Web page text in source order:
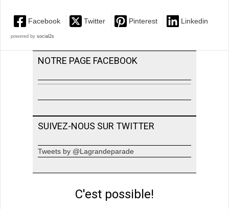
Facebook Twitter Pinterest Linkedin
powered by social2s
NOTRE PAGE FACEBOOK
SUIVEZ-NOUS SUR TWITTER
Tweets by @Lagrandeparade
C'est possible!